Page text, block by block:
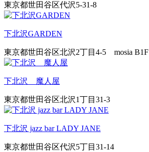
東京都世田谷区代沢5-31-8
下北沢GARDEN
東京都世田谷区北沢2丁目4-5 mosia B1F
下北沢 魔人屋
東京都世田谷区北沢1丁目31-3
下北沢 jazz bar LADY JANE
東京都世田谷区代沢5丁目31-14